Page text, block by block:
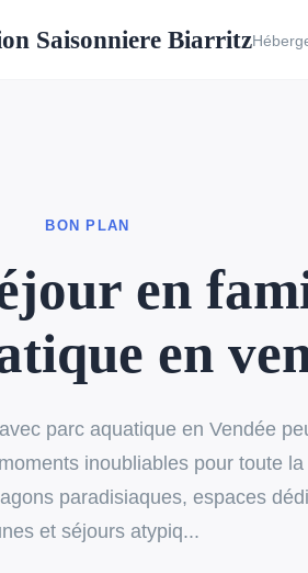
Saisonniere Biarritz
BON PLAN
en
en
parc aquatique en Vendée
inoubliables pour toute
paradisiaques, espaces
et séjours atypiq...